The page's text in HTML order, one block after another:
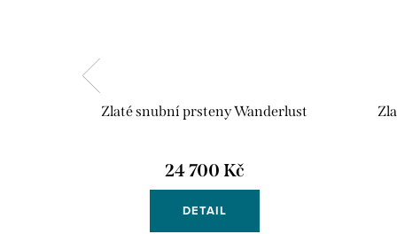
Zlaté snubní prsteny Wanderlust
24 700 Kč
DETAIL